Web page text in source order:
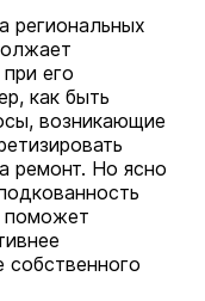
региональных
его
как быть
возникающие
ремонт. Но ясно
поможет
собственного